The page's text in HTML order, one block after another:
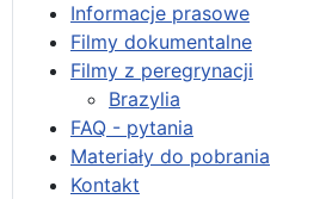
Informacje prasowe
Filmy dokumentalne
Filmy z peregrynacji
Brazylia
FAQ - pytania
Materiały do pobrania
Kontakt